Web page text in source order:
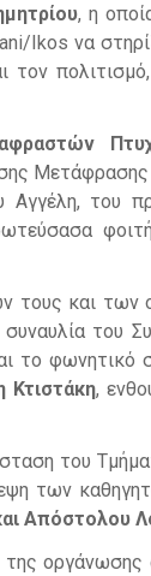
, η
Ikos να
τον
Αγγέλη, του
τους και των
του
το φωνητικό
Κτιστάκη,
του
των
Απόστολου
οργάνωσης